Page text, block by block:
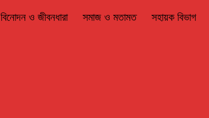
বিনোদন ও জীবনধারা সমাজ ও মতামত
সহায়ক বিভাগ